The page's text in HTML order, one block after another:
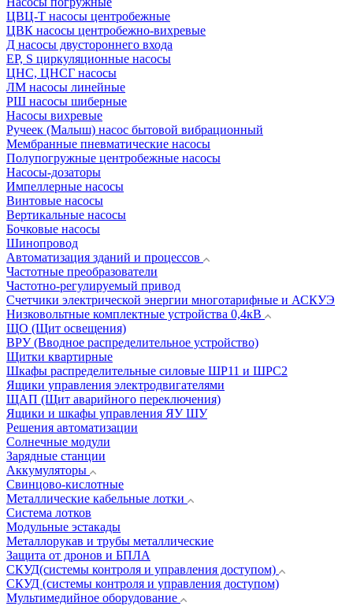
ЦВЦ-Т насосы центробежные
ЦВК насосы центробежно-вихревые
Д насосы двустороннего входа
EP, S циркуляционные насосы
ЦНС, ЦНСГ насосы
ЛМ насосы линейные
РШ насосы шиберные
Насосы вихревые
Ручеек (Малыш) насос бытовой вибрационный
Мембранные пневматические насосы
Полупогружные центробежные насосы
Насосы-дозаторы
Импеллерные насосы
Винтовые насосы
Вертикальные насосы
Бочковые насосы
Шинопровод
Автоматизация зданий и процессов
Частотные преобразователи
Частотно-регулируемый привод
Счетчики электрической энергии многотарифные и АСКУЭ
Низковольтные комплектные устройства 0,4кВ
ЩО (Щит освещения)
ВРУ (Вводное распределительное устройство)
Щитки квартирные
Шкафы распределительные силовые ШР11 и ШРС2
Ящики управления электродвигателями
ЩАП (Щит аварийного переключения)
Ящики и шкафы управления ЯУ ШУ
Решения автоматизации
Солнечные модули
Зарядные станции
Аккумуляторы
Свинцово-кислотные
Металлические кабельные лотки
Система лотков
Модульные эстакады
Металлорукав и трубы металлические
Защита от дронов и БПЛА
СКУД(системы контроля и управления доступом)
СКУД (системы контроля и управления доступом)
Мультимедийное оборудование